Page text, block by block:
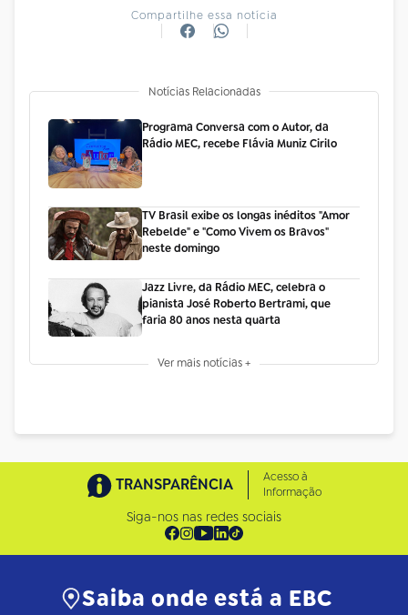
Compartilhe essa notícia
Notícias Relacionadas
Programa Conversa com o Autor, da
Rádio MEC, recebe Flávia Muniz Cirilo
TV Brasil exibe os longas inéditos "Amor
Rebelde" e "Como Vivem os Bravos"
neste domingo
Jazz Livre, da Rádio MEC, celebra o
pianista José Roberto Bertrami, que
faria 80 anos nesta quarta
Ver mais notícias +
TRANSPARÊNCIA
Acesso à
Informação
Siga-nos nas redes sociais
Saiba onde está a EBC